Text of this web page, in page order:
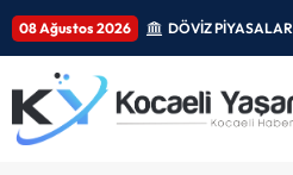
08 Ağustos 2026 DÖVİZ